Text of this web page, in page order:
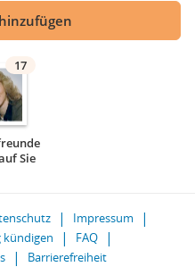
17
Sie
Impressum
kündigen
FAQ
Barrierefreiheit